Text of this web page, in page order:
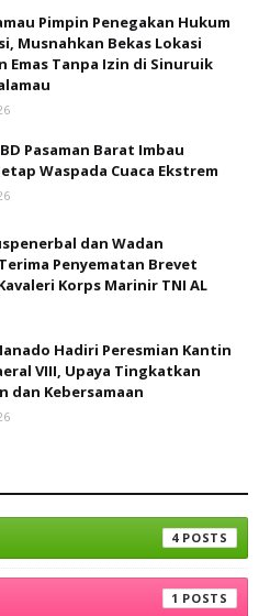
Pimpin Penegakan Hukum
Musnahkan Bekas Lokasi
Emas Tanpa Izin di Sinuruik
Pasaman Barat Imbau
Waspada Cuaca Ekstrem
dan Wadan
Penyematan Brevet
Korps Marinir TNI AL
Hadiri Peresmian Kantin
VIII, Upaya Tingkatkan
dan Kebersamaan
4
1